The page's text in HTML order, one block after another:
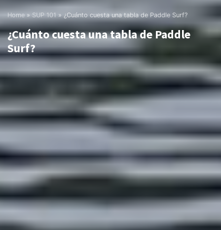
Home » SUP 101 » ¿Cuánto cuesta una tabla de Paddle Surf?
¿Cuánto cuesta una tabla de Paddle
Surf?